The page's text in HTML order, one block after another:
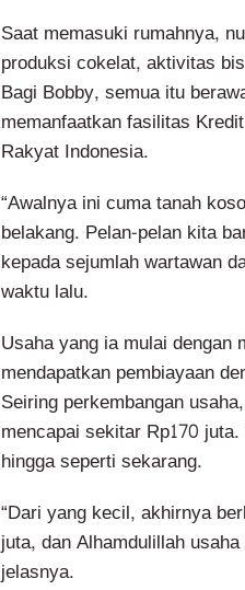
Saat memasuki rumahnya,
produksi cokelat, aktivitas
Bagi Bobby, semua itu
memanfaatkan fasilitas
Rakyat Indonesia.
“Awalnya ini cuma tanah
belakang. Pelan-pelan kita
kepada sejumlah wartawan
waktu lalu.
Usaha yang ia mulai dengan
mendapatkan pembiayaan
Seiring perkembangan
mencapai sekitar Rp170
hingga seperti sekarang.
“Dari yang kecil, akhirnya
juta, dan Alhamdulillah
jelasnya.